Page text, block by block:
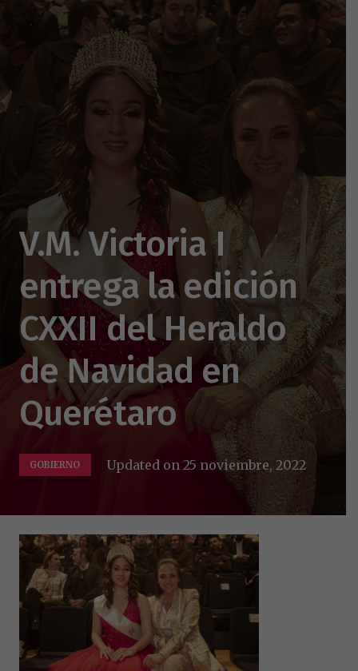
V.M. Victoria I
entrega la edición
CXXII del Heraldo
de Navidad en
Querétaro
GOBIERNO Updated on25 noviembre, 2022